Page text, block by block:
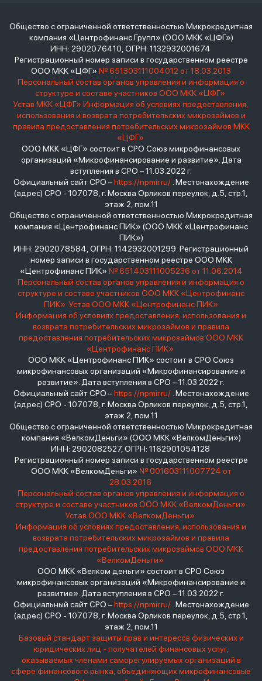
Общество с ограниченной ответственностью Микрокредитная
компания «Центрофинанс Групп» (ООО МКК «ЦФГ»)
ИНН: 2902076410, ОГРН: 1132932001674
Регистрационный номер записи в государственном реестре
ООО МКК «ЦФГ» № 651303111004012 от 18.03.2013
Персональный состав органов управления и информация о
структуре и составе участников ООО МКК «ЦФГ»
Устав МКК «ЦФГ» Информация об условиях предоставления,
использования и возврата потребительских микрозаймов и
правила предоставления потребительских микрозаймов МКК
«ЦФГ»
ООО МКК «ЦФГ» состоит в СРО Союз микрофинансовых
организаций «Микрофинансирование и развитие». Дата
вступления в СРО – 11.03.2022 г.
Официальный сайт СРО –https://npmir.ru/. Местонахождение
(адрес) СРО - 107078, г. Москва Орликов переулок, д.5, стр.1,
этаж 2, пом.11
Общество с ограниченной ответственностью Микрокредитная
компания «Центрофинанс ПИК» (ООО МКК «Центрофинанс
ПИК»)
ИНН: 2902078584, ОГРН: 1142932001299 Регистрационный
номер записи в государственном реестре ООО МКК
«Центрофинанс ПИК» № 651403111005236 от 11.06.2014
Персональный состав органов управления и информация о
структуре и составе участников ООО МКК «Центрофинанс
ПИК» Устав ООО МКК «Центрофинанс ПИК»
Информация об условиях предоставления, использования и
возврата потребительских микрозаймов и правила
предоставления потребительских микрозаймов ООО МКК
«Центрофинанс ПИК»
ООО МКК «Центрофинанс ПИК» состоит в СРО Союз
микрофинансовых организаций «Микрофинансирование и
развитие». Дата вступления в СРО – 11.03.2022 г.
Официальный сайт СРО –https://npmir.ru/. Местонахождение
(адрес) СРО - 107078, г. Москва Орликов переулок, д.5, стр.1,
этаж 2, пом.11
Общество с ограниченной ответственностью Микрокредитная
компания «ВелкомДеньги» (ООО МКК «ВелкомДеньги»)
ИНН: 2902082527, ОГРН: 1162901054128
Регистрационный номер записи в государственном реестре
ООО МКК «ВелкомДеньги» № 001603111007724 от
28.03.2016
Персональный состав органов управления и информация о
структуре и составе участников ООО МКК «ВелкомДеньги»
Устав ООО МКК «ВелкомДеньги»
Информация об условиях предоставления, использования и
возврата потребительских микрозаймов и правила
предоставления потребительских микрозаймов ООО МКК
«ВелкомДеньги»
ООО МКК «Велком деньги» состоит в СРО Союз
микрофинансовых организаций «Микрофинансирование и
развитие». Дата вступления в СРО – 11.03.2022 г.
Официальный сайт СРО –https://npmir.ru/. Местонахождение
(адрес) СРО - 107078, г. Москва Орликов переулок, д.5, стр.1,
этаж 2, пом.11
Базовый стандарт защиты прав и интересов физических и
юридических лиц - получателей финансовых услуг,
оказываемых членами саморегулируемых организаций в
сфере финансового рынка, объединяющих микрофинансовые